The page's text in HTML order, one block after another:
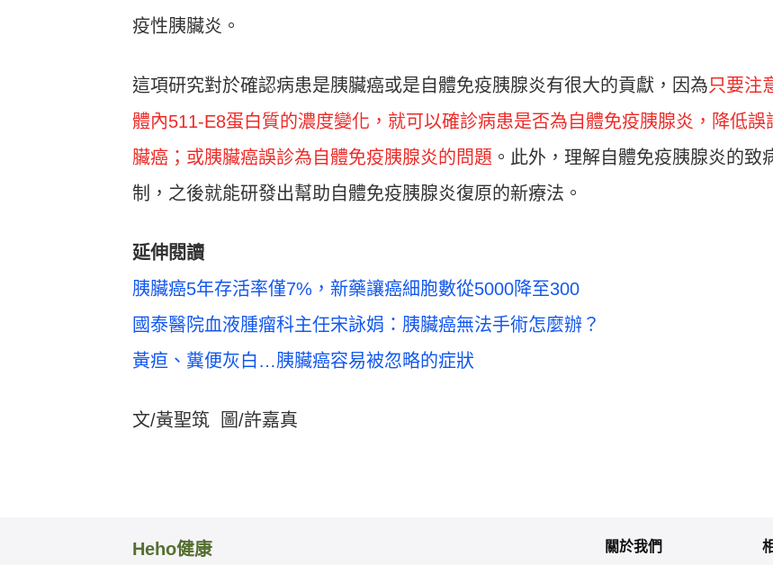
疫性胰臟炎。
這項研究對於確認病患是胰臟癌或是自體免疫胰腺炎有很大的貢獻，因為只要注
體內511-E8蛋白質的濃度變化，就可以確診病患是否為自體免疫胰腺炎，降低誤
臟癌；或胰臟癌誤診為自體免疫胰腺炎的問題 。此外，理解自體免疫胰腺炎的致
制，之後就能研發出幫助自體免疫胰腺炎復原的新療法。
延伸閱讀
胰臟癌5年存活率僅7%，新藥讓癌細胞數從5000降至300
國泰醫院血液腫瘤科主任宋詠娟：胰臟癌無法手術怎麼辦？
黃疸、糞便灰白…胰臟癌容易被忽略的症狀
文/黃聖筑 圖/許嘉真
Heho健康 關於我們